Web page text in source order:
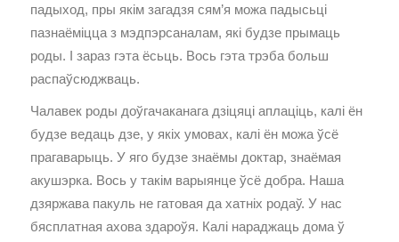
падыход, пры якім загадзя сям’я можа падысьці
пазнаёміцца з мэдпэрсаналам, які будзе прымаць
роды. І зараз гэта ёсьць. Вось гэта трэба больш
распаўсюджваць.
Чалавек роды доўгачаканага дзіцяці аплаціць, калі ён
будзе ведаць дзе, у якіх умовах, калі ён можа ўсё
прагаварыць. У яго будзе знаёмы доктар, знаёмая
акушэрка. Вось у такім варыянце ўсё добра. Наша
дзяржава пакуль не гатовая да хатніх родаў. У нас
бясплатная ахова здароўя. Калі нараджаць дома ў